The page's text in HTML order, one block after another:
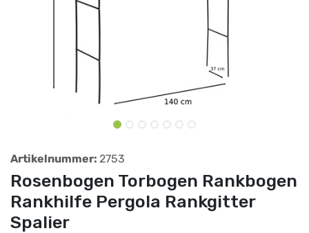
Artikelnummer: 2753
Rosenbogen Torbogen Rankbogen
Rankhilfe Pergola Rankgitter
Spalier